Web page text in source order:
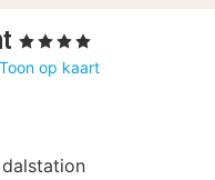
1
nacht
, 4 Sterren
Toon op kaart